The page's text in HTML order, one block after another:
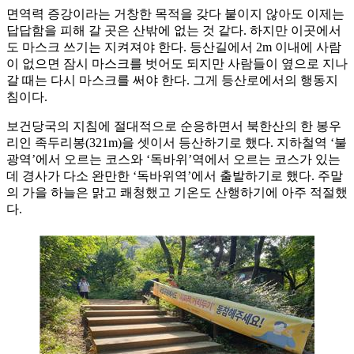
면역력 증강이라는 거창한 목적을 갖다 붙이지 않아도 이제는
답답함을 피해 갈 곳은 산밖에 없는 것 같다. 하지만 이곳에서
도 마스크 쓰기는 지켜져야 한다. 등산길에서 2m 이내에 사람
이 없으면 잠시 마스크를 벗어도 되지만 사람들이 옆으로 지나
갈 때는 다시 마스크를 써야 한다. 그게 등산로에서의 행동지
침이다.
보건당국의 지침에 절대적으로 순응하면서 북한산의 한 봉우
리인 족두리봉(321m)을 셋이서 등산하기로 했다. 지하철역 ‘불
광역’에서 오르는 코스와 ‘독바위’역에서 오르는 코스가 있는
데 경사가 다소 완만한 ‘독바위역’에서 출발하기로 했다. 주말
의 가을 하늘은 맑고 쾌청했고 기온도 산행하기에 아주 적절했
다.